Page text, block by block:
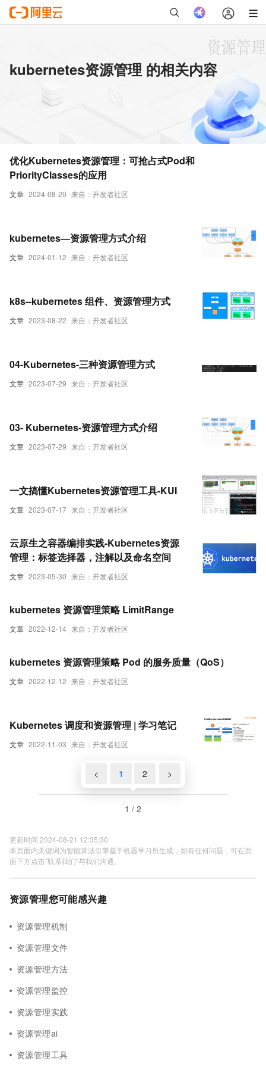
kubernetes资源管理 的相关内容
文章 2024-08-20 来自：开发者社区
优化Kubernetes资源管理：可抢占式Pod和
PriorityClasses的应用
文章 2024-01-12 来自：开发者社区
kubernetes—资源管理方式介绍
文章 2023-08-22 来自：开发者社区
k8s--kubernetes 组件、资源管理方式
文章 2023-07-29 来自：开发者社区
04-Kubernetes-三种资源管理方式
文章 2023-07-29 来自：开发者社区
03- Kubernetes-资源管理方式介绍
文章 2023-07-17 来自：开发者社区
一文搞懂Kubernetes资源管理工具-KUI
文章 2023-05-30 来自：开发者社区
云原生之容器编排实践-Kubernetes资源
管理：标签选择器，注解以及命名空间
文章 2022-12-14 来自：开发者社区
kubernetes 资源管理策略 LimitRange
文章 2022-12-12 来自：开发者社区
kubernetes 资源管理策略 Pod 的服务质量（QoS）
文章 2022-11-03 来自：开发者社区
Kubernetes 调度和资源管理 | 学习笔记
< 1 2 >
1 / 2
更新时间 2024-08-21 12:35:30
本页面内关键词为智能算法引擎基于机器学习所生成，如有任何问题，可在页
面下方点击"联系我们"与我们沟通。
资源管理您可能感兴趣
资源管理机制
资源管理文件
资源管理方法
资源管理监控
资源管理实践
资源管理ai
资源管理工具